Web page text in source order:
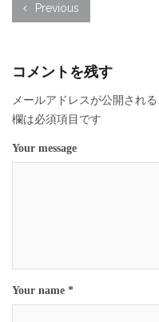
Previous
コメントを残す
メールアドレスが公開される
欄は必須項目です
Your message
Your name *